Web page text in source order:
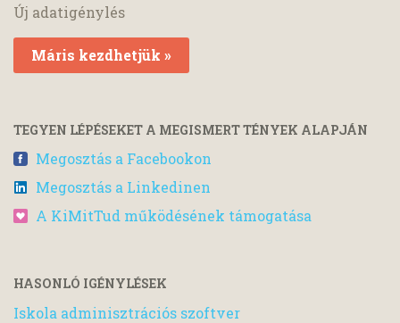
Új adatigénylés
Máris kezdhetjük »
TEGYEN LÉPÉSEKET A MEGISMERT TÉNYEK ALAPJÁN
Megosztás a Facebookon
Megosztás a Linkedinen
A KiMitTud működésének támogatása
HASONLÓ IGÉNYLÉSEK
Iskola adminisztrációs szoftver